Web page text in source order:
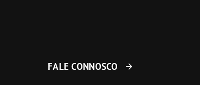
FALE CONNOSCO